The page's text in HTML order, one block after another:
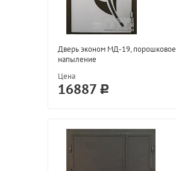
Дверь эконом МД-19, порошковое
напыление
Цена
16887